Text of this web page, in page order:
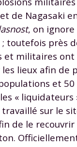
de Nagasaki
, on
; toutefois près
et militaires ont
les lieux afin de
et 50
« liquidateurs
sur le
de le recouvrir